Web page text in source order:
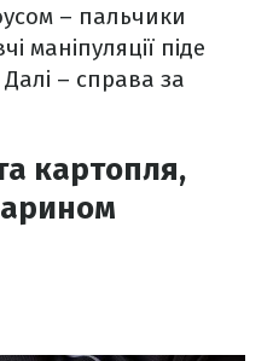
– пальчики
маніпуляції піде
– справа за
картопля,